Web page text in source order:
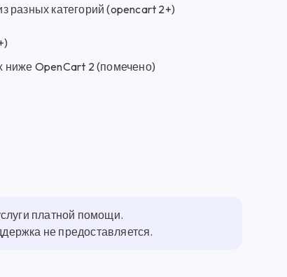
разных категорий (opencart 2+)
ниже OpenCart 2 (помечено)
платной помощи.
не предоставляется.